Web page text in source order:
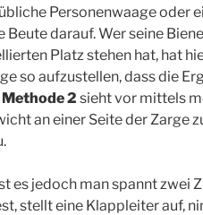
Personenwaage oder
Beute darauf. Wer seine
Platz stehen hat, hat
so aufzustellen, dass die
Methode 2 sieht vor mittels
an einer Seite der Zarge
es jedoch man spannt zwei
stellt eine Klappleiter auf,